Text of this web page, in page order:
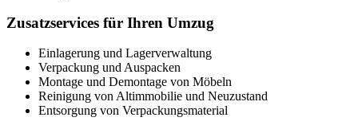
Zusatzservices für Ihren Umzug
Einlagerung und Lagerverwaltung
Verpackung und Auspacken
Montage und Demontage von Möbeln
Reinigung von Altimmobilie und Neuzustand
Entsorgung von Verpackungsmaterial